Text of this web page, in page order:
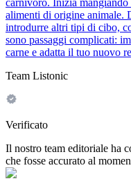
alimenti di origine animale.
introdurre altri tipi di cibo,
sono passaggi complicati:
carne e adatta il tuo nuovo
Team Listonic
Verificato
Il nostro team editoriale ha
che fosse accurato al